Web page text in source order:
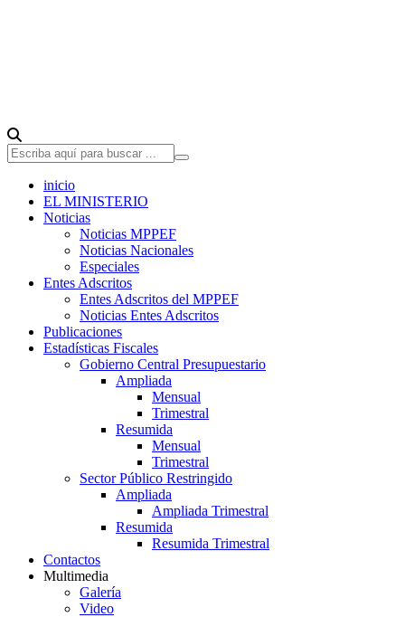
inicio
EL MINISTERIO
Noticias
Noticias MPPEF
Noticias Nacionales
Especiales
Entes Adscritos
Entes Adscritos del MPPEF
Noticias Entes Adscritos
Publicaciones
Estadísticas Fiscales
Gobierno Central Presupuestario
Ampliada
Mensual
Trimestral
Resumida
Mensual
Trimestral
Sector Público Restringido
Ampliada
Ampliada Trimestral
Resumida
Resumida Trimestral
Contactos
Multimedia
Galería
Video